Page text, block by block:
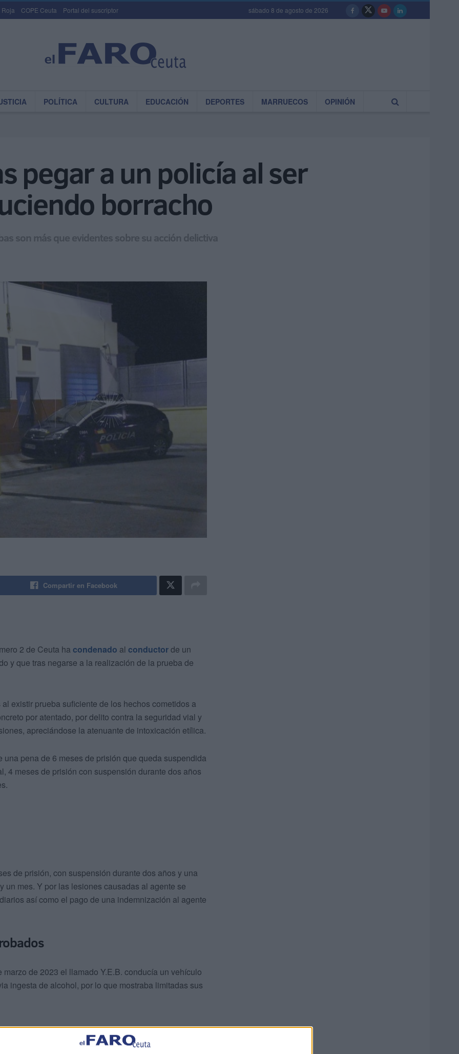
Roja COPE Ceuta Portal del suscriptor sábado 8 de agosto de 2026
POLÍTICA CULTURA EDUCACIÓN DEPORTES MARRUECOS OPINIÓN
pegar a un policía al ser
borracho
son más que evidentes sobre su acción delictiva
Compartir en Facebook
2 de Ceuta ha condenado al conductorde un
y que tras negarse a la realización de la prueba de
existir prueba suficiente de los hechos cometidos a
por atentado, por delito contra la seguridad vial y
apreciándose la atenuante de intoxicación etílica.
pena de 6 meses de prisión que queda suspendida
4 meses de prisión con suspensión durante dos años
de prisión, con suspensión durante dos años y una
mes. Y por las lesiones causadas al agente se
así como el pago de una indemnización al agente
de 2023 el llamado Y.E.B. conducía un vehículo
ingesta de alcohol, por lo que mostraba limitadas sus